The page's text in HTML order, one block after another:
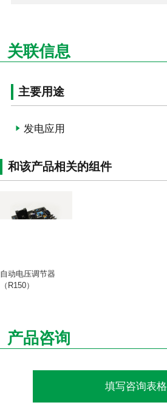
关联信息
主要用途
发电应用
和该产品相关的组件
自动电压调节器
（R150）
产品咨询
填写咨询表格